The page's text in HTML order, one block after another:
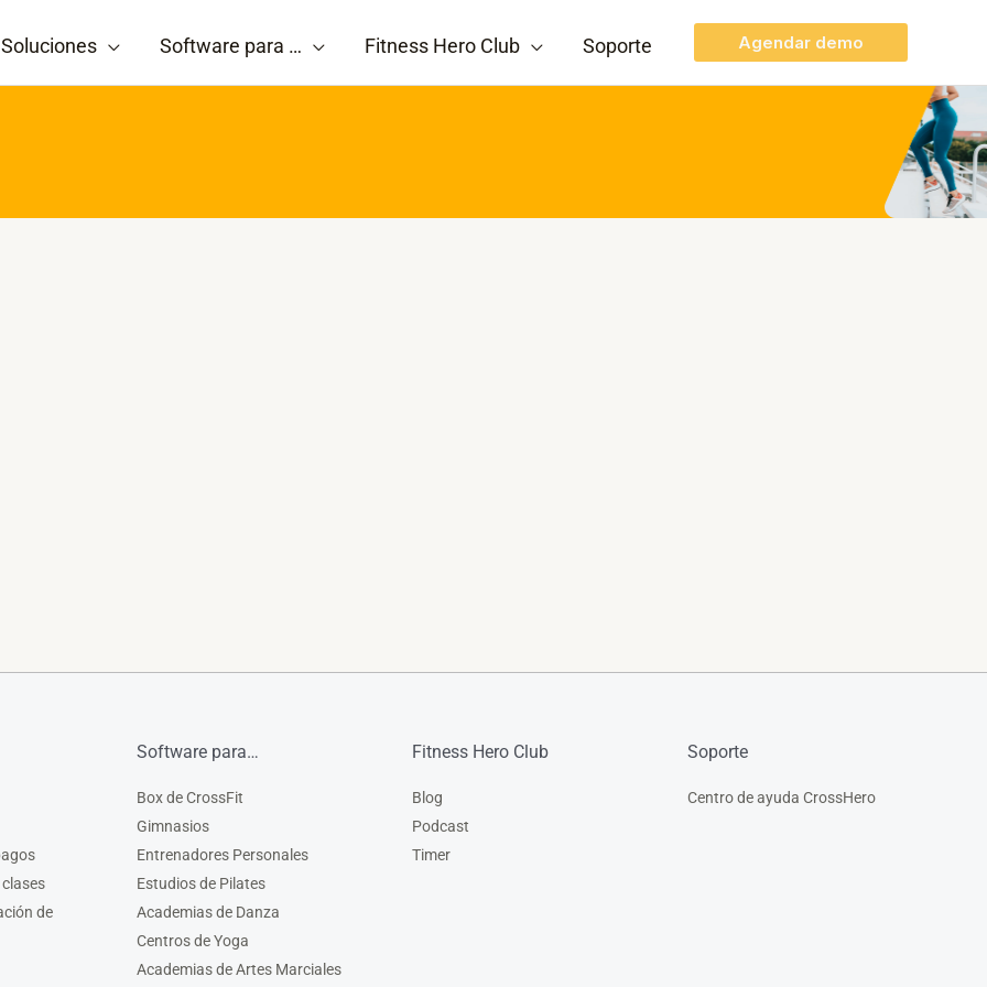
Soluciones Software para … Fitness Hero Club Soporte Agendar demo
de
Software para…
Box de CrossFit
Gimnasios
Entrenadores Personales
Estudios de Pilates
Academias de Danza
Centros de Yoga
Academias de Artes Marciales
Fitness Hero Club
Blog
Podcast
Timer
Soporte
Centro de ayuda CrossHero